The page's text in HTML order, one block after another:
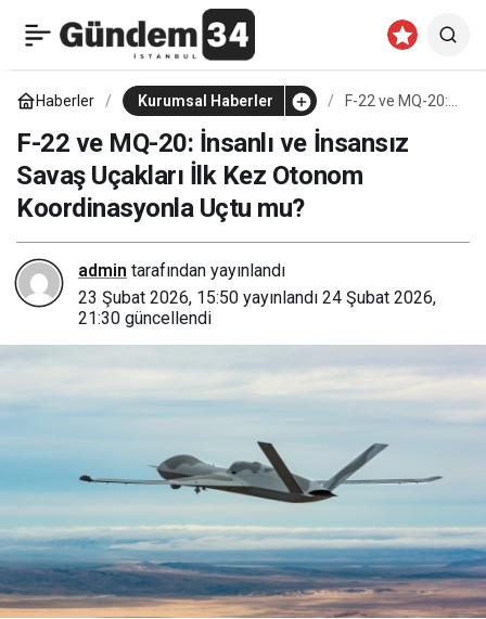
Haberler Kurumsal Haberler
F-22 ve MQ-20:
İnsansız Savaş
Uçakları İlk Kez
Otonom
Koordinasyonla
F-22 ve MQ-20: İnsanlı ve İnsansız
Savaş Uçakları İlk Kez Otonom
Koordinasyonla Uçtu mu?
admin tarafından yayınlandı
23 Şubat 2026, 15:50 yayınlandı 24 Şubat 2026,
21:30 güncellendi
General Atomics, Yeni
Nesil İnsansız Savaş
Uçağına ‘Dark Merlin’
Adını Verdi
0 Paylaş